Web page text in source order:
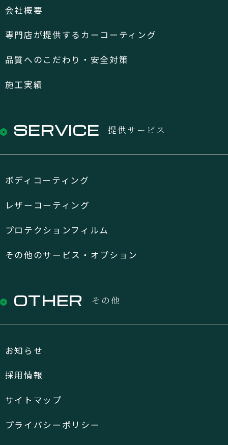
会社概要
専門店が提供するカーコーティング
品質へのこだわり・安全対策
施工実績
SERVICE 提供サービス
ボディコーティング
レザーコーティング
プロテクションフィルム
その他のサービス・オプション
OTHER その他
お知らせ
採用情報
サイトマップ
プライバシーポリシー